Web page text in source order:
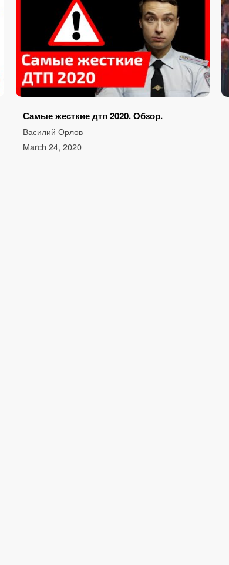
Самые жесткие дтп 2020. Обзор.
Василий Орлов
March 24, 2020